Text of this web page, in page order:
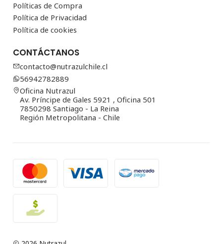
Políticas de Compra
Política de Privacidad
Política de cookies
CONTÁCTANOS
contacto@nutrazulchile.cl
56942782889
Oficina Nutrazul
Av. Príncipe de Gales 5921 , Oficina 501
7850298 Santiago - La Reina
Región Metropolitana - Chile